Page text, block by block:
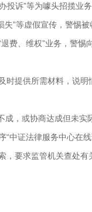
投诉”等为噱头招揽
失”等虚假宣传，警
费、维权”业务，警
提供所需材料，说
，或协商达成但未
中证法律服务中心在
，要求监管机关查处